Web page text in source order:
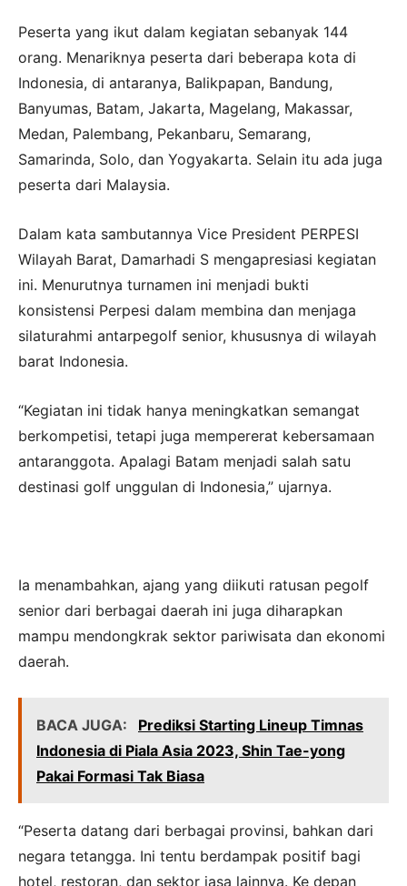
Peserta yang ikut dalam kegiatan sebanyak 144
orang. Menariknya peserta dari beberapa kota di
Indonesia, di antaranya, Balikpapan, Bandung,
Banyumas, Batam, Jakarta, Magelang, Makassar,
Medan, Palembang, Pekanbaru, Semarang,
Samarinda, Solo, dan Yogyakarta. Selain itu ada juga
peserta dari Malaysia.
Dalam kata sambutannya Vice President PERPESI
Wilayah Barat, Damarhadi S mengapresiasi kegiatan
ini. Menurutnya turnamen ini menjadi bukti
konsistensi Perpesi dalam membina dan menjaga
silaturahmi antarpegolf senior, khususnya di wilayah
barat Indonesia.
“Kegiatan ini tidak hanya meningkatkan semangat
berkompetisi, tetapi juga mempererat kebersamaan
antaranggota. Apalagi Batam menjadi salah satu
destinasi golf unggulan di Indonesia,” ujarnya.
Ia menambahkan, ajang yang diikuti ratusan pegolf
senior dari berbagai daerah ini juga diharapkan
mampu mendongkrak sektor pariwisata dan ekonomi
daerah.
BACA JUGA:
Prediksi Starting Lineup Timnas
Indonesia di Piala Asia 2023, Shin Tae-yong
Pakai Formasi Tak Biasa
“Peserta datang dari berbagai provinsi, bahkan dari
negara tetangga. Ini tentu berdampak positif bagi
hotel, restoran, dan sektor jasa lainnya. Ke depan